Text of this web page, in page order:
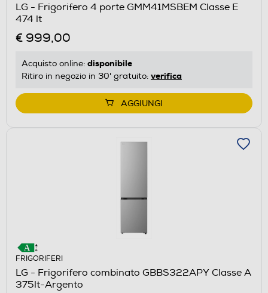
LG - Frigorifero 4 porte GMM41MSBEM Classe E
474 lt
€ 999,00
Acquisto online: disponibile
Ritiro in negozio in 30' gratuito: verifica
AGGIUNGI
FRIGORIFERI
LG - Frigorifero combinato GBBS322APY Classe A
375lt-Argento